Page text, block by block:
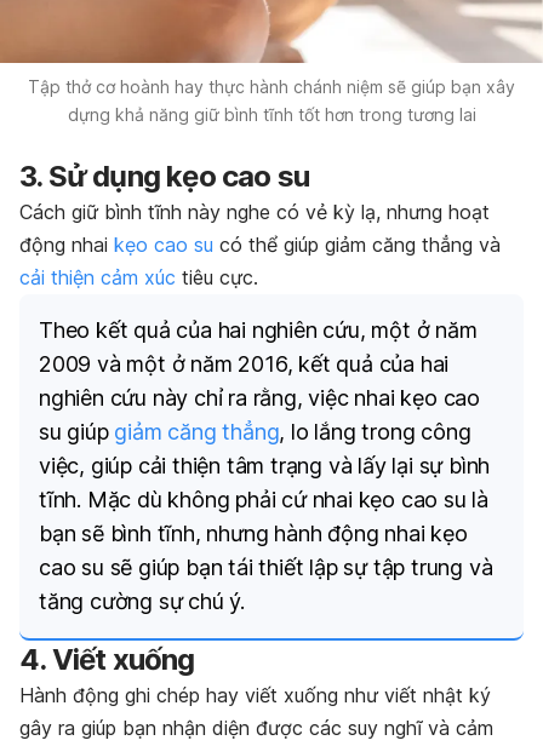
Tập thở cơ hoành hay thực hành chánh niệm sẽ giúp bạn xây
dựng khả năng giữ bình tĩnh tốt hơn trong tương lai
3. Sử dụng kẹo cao su
Cách giữ bình tĩnh này nghe có vẻ kỳ lạ, nhưng hoạt
động nhai kẹo cao su có thể giúp giảm căng thẳng và
cải thiện cảm xúc tiêu cực.
Theo kết quả của hai nghiên cứu, một ở năm
2009 và một ở năm 2016, kết quả của hai
nghiên cứu này chỉ ra rằng, việc nhai kẹo cao
su giúp giảm căng thẳng, lo lắng trong công
việc, giúp cải thiện tâm trạng và lấy lại sự bình
tĩnh. Mặc dù không phải cứ nhai kẹo cao su là
bạn sẽ bình tĩnh, nhưng hành động nhai kẹo
cao su sẽ giúp bạn tái thiết lập sự tập trung và
tăng cường sự chú ý.
4. Viết xuống
Hành động ghi chép hay viết xuống như viết nhật ký
gây ra giúp bạn nhận diện được các suy nghĩ và cảm